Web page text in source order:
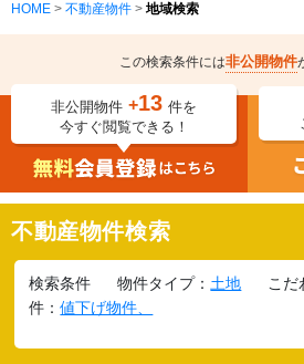
HOME > 不動産物件 > 地域検索
この検索条件には非公開物件
非公開物件 +13 件を
今すぐ閲覧できる！
不動産物件検索
検索条件 物件タイプ： 土地
こだ
件：値下げ物件、